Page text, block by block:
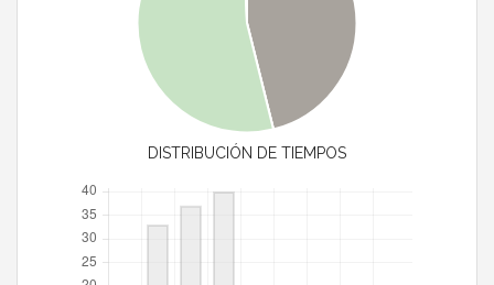
DISTRIBUCIÓN DE TIEMPOS